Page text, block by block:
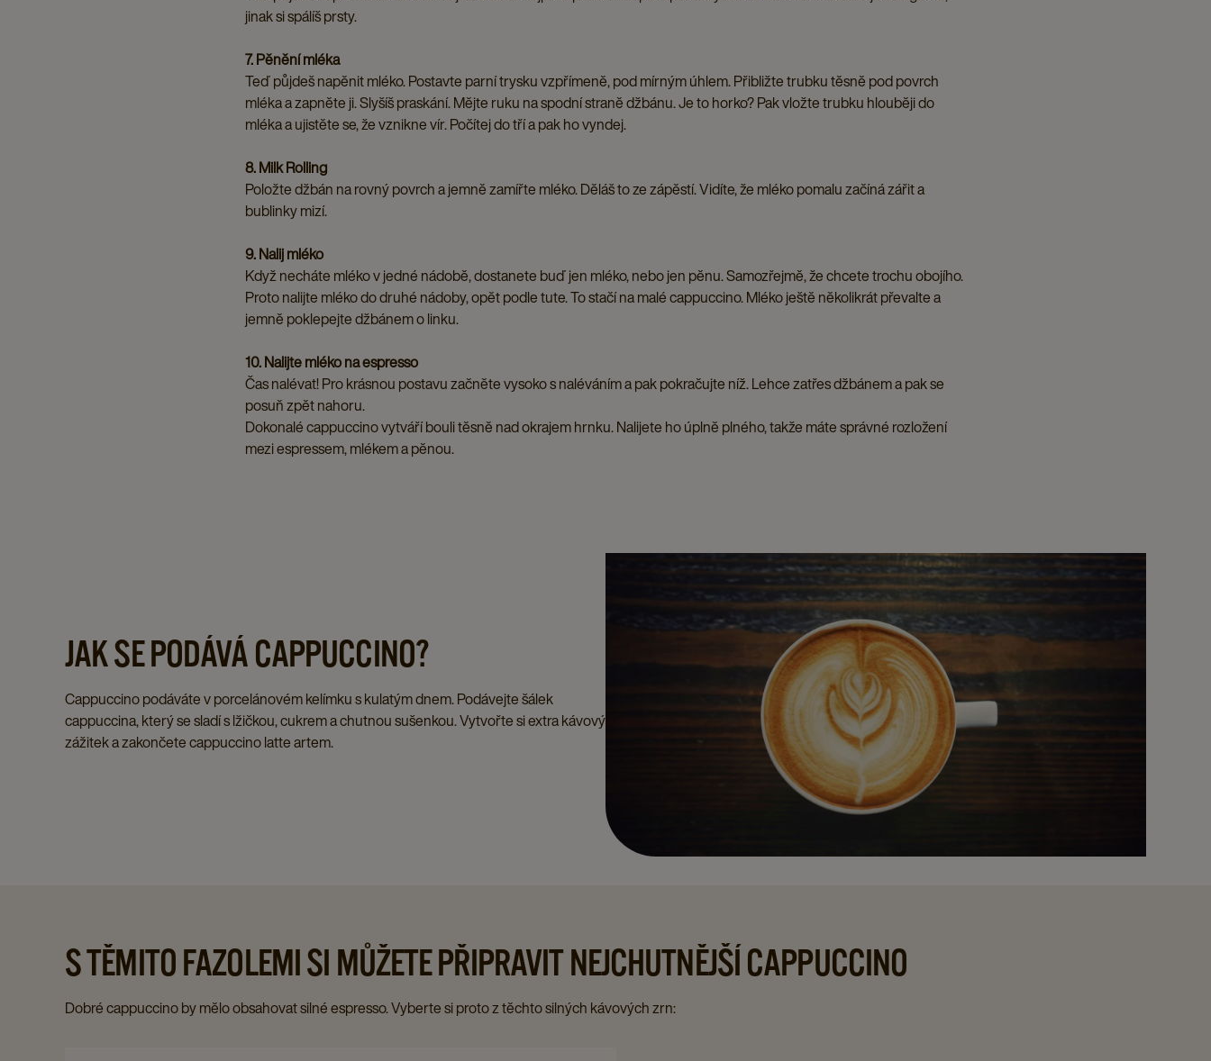
jinak si spálíš prsty.
7. Pěnění mléka
Teď půjdeš napěnit mléko. Postavte parní trysku vzpřímeně, pod mírným úhlem. Přibližte trubku těsně pod povrch
mléka a zapněte ji. Slyšíš praskání. Mějte ruku na spodní straně džbánu. Je to horko? Pak vložte trubku hlouběji do
mléka a ujistěte se, že vznikne vír. Počítej do tří a pak ho vyndej.
8. Milk Rolling
Položte džbán na rovný povrch a jemně zamířte mléko. Děláš to ze zápěstí. Vidíte, že mléko pomalu začíná zářit a
bublinky mizí.
9. Nalij mléko
Když necháte mléko v jedné nádobě, dostanete buď jen mléko, nebo jen pěnu. Samozřejmě, že chcete trochu obojího.
Proto nalijte mléko do druhé nádoby, opět podle tute. To stačí na malé cappuccino. Mléko ještě několikrát převalte a
jemně poklepejte džbánem o linku.
10. Nalijte mléko na espresso
Čas nalévat! Pro krásnou postavu začněte vysoko s naléváním a pak pokračujte níž. Lehce zatřes džbánem a pak se
posuň zpět nahoru.
Dokonalé cappuccino vytváří bouli těsně nad okrajem hrnku. Nalijete ho úplně plného, takže máte správné rozložení
mezi espressem, mlékem a pěnou.
JAK SE PODÁVÁ CAPPUCCINO?
Cappuccino podáváte v porcelánovém kelímku s kulatým dnem. Podávejte šálek
cappuccina, který se sladí s lžičkou, cukrem a chutnou sušenkou. Vytvořte si extra kávový
zážitek a zakončete cappuccino latte artem.
S TĚMITO FAZOLEMI SI MŮŽETE PŘIPRAVIT NEJCHUTNĚJŠÍ CAPPUCCINO
Dobré cappuccino by mělo obsahovat silné espresso. Vyberte si proto z těchto silných kávových zrn: